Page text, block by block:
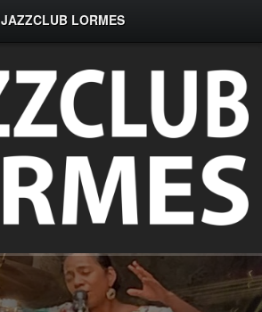
JAZZCLUB LORMES